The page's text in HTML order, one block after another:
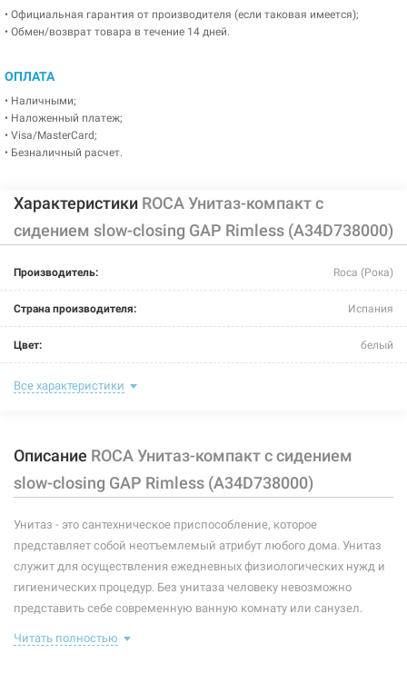
• Официальная гарантия от производителя (если таковая имеется);
• Обмен/возврат товара в течение 14 дней.
ОПЛАТА
• Наличными;
• Наложенный платеж;
• Visa/MasterCard;
• Безналичный расчет.
Характеристики ROCA Унитаз-компакт с
сидением slow-closing GAP Rimless (A34D738000)
Производитель: Roca (Рока)
Страна производителя: Испания
Цвет: белый
Длина:
Высота:
Тип: унитаз-компакт
Тип монтажа:
Форма: прямоугольная
Выпуск:
Все характеристики
Описание ROCA Унитаз-компакт с сидением
slow-closing GAP Rimless (A34D738000)
Унитаз - это сантехническое приспособление, которое
представляет собой неотъемлемый атрибут любого дома. Унитаз
служит для осуществления ежедневных физиологических нужд и
гигиенических процедур. Без унитаза человеку невозможно
представить себе современную ванную комнату или санузел.
сантехнических приспособлений. Они могут производиться из
Читать полностью